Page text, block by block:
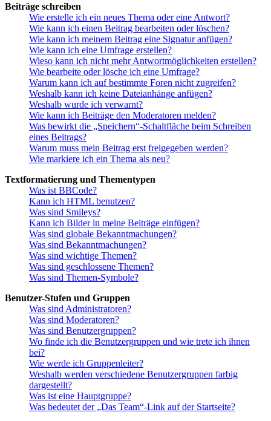
Beiträge schreiben
Wie erstelle ich ein neues Thema oder eine Antwort?
Wie kann ich einen Beitrag bearbeiten oder löschen?
Wie kann ich meinem Beitrag eine Signatur anfügen?
Wie kann ich eine Umfrage erstellen?
Wieso kann ich nicht mehr Antwortmöglichkeiten erstellen?
Wie bearbeite oder lösche ich eine Umfrage?
Warum kann ich auf bestimmte Foren nicht zugreifen?
Weshalb kann ich keine Dateianhänge anfügen?
Weshalb wurde ich verwarnt?
Wie kann ich Beiträge den Moderatoren melden?
Was bewirkt die „Speichern“-Schaltfläche beim Schreiben
eines Beitrags?
Warum muss mein Beitrag erst freigegeben werden?
Wie markiere ich ein Thema als neu?
Textformatierung und Thementypen
Was ist BBCode?
Kann ich HTML benutzen?
Was sind Smileys?
Kann ich Bilder in meine Beiträge einfügen?
Was sind globale Bekanntmachungen?
Was sind Bekanntmachungen?
Was sind wichtige Themen?
Was sind geschlossene Themen?
Was sind Themen-Symbole?
Benutzer-Stufen und Gruppen
Was sind Administratoren?
Was sind Moderatoren?
Was sind Benutzergruppen?
Wo finde ich die Benutzergruppen und wie trete ich ihnen
bei?
Wie werde ich Gruppenleiter?
Weshalb werden verschiedene Benutzergruppen farbig
dargestellt?
Was ist eine Hauptgruppe?
Was bedeutet der „Das Team“-Link auf der Startseite?